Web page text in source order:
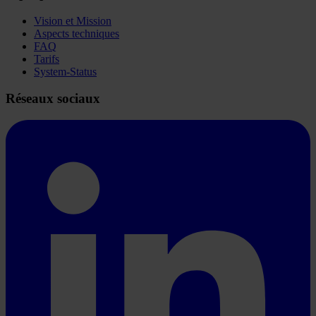
Vision et Mission
Aspects techniques
FAQ
Tarifs
System-Status
Réseaux sociaux